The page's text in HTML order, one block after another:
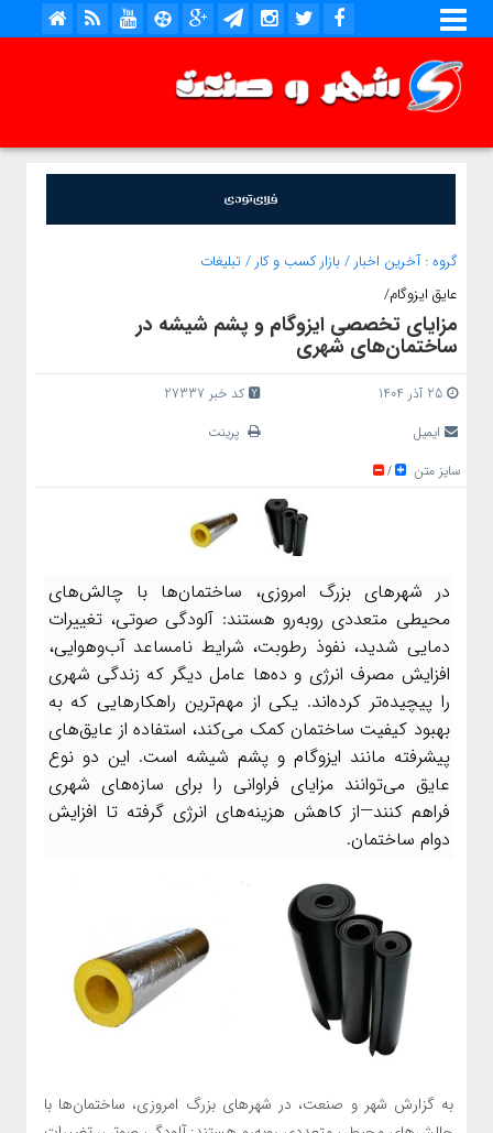
گروه :آخرین اخبار /بازار کسب و کار /تبلیغات
عایق ایزوگام/
مزایای تخصصی ایزوگام و پشم شیشه در
ساختمان‌های شهری
25 آذر 1404
کد خبر 27337
ایمیل
پرینت
سایز متن
/
در شهرهای بزرگ امروزی، ساختمان‌ها با چالش‌های
محیطی متعددی روبه‌رو هستند: آلودگی صوتی، تغییرات
دمایی شدید، نفوذ رطوبت، شرایط نامساعد آب‌وهوایی،
افزایش مصرف انرژی و ده‌ها عامل دیگر که زندگی شهری
را پیچیده‌تر کرده‌اند. یکی از مهم‌ترین راهکارهایی که به
بهبود کیفیت ساختمان کمک می‌کند، استفاده از عایق‌های
پیشرفته مانند ایزوگام و پشم شیشه است. این دو نوع
عایق می‌توانند مزایای فراوانی را برای سازه‌های شهری
فراهم کنند—از کاهش هزینه‌های انرژی گرفته تا افزایش
دوام ساختمان.
به گزارش شهر و صنعت، در شهرهای بزرگ امروزی، ساختمان‌ها با